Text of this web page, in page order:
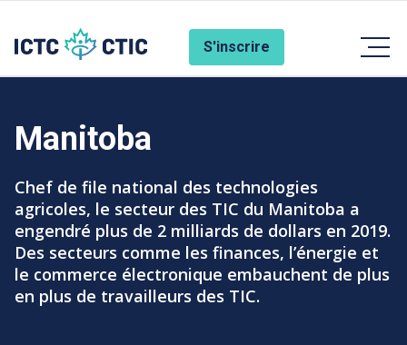
Account Menu
S'inscrire
Manitoba
Subtitle
Chef de file national des technologies
agricoles, le secteur des TIC du Manitoba a
engendré plus de 2 milliards de dollars en 2019.
Des secteurs comme les finances, l’énergie et
le commerce électronique embauchent de plus
en plus de travailleurs des TIC.